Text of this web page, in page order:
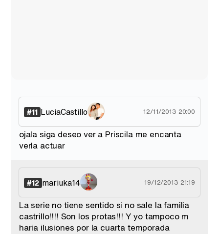
#11 LuciaCastillo 12/11/2013 20:00
ojala siga deseo ver a Priscila me encanta
verla actuar
#12 mariuka14 19/12/2013 21:19
La serie no tiene sentido si no sale la familia
castrillo!!!! Son los protas!!! Y yo tampoco m
haria ilusiones por la cuarta temporada